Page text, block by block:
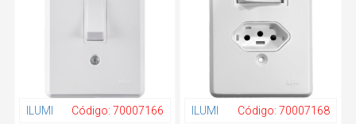
ILUMI Código: 70007166 ILUMI Código: 70007168